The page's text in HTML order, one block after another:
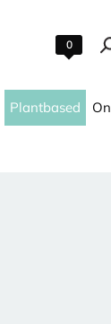
0
Plantbased On